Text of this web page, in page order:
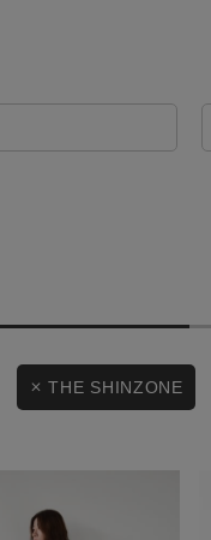
り込み検索
リから探す
リングから探す
ドから探す
価格
セール価格
THE SHINZONE